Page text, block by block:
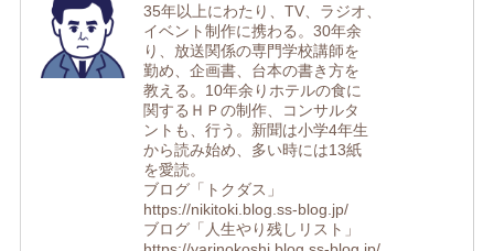
35年以上にわたり、TV、ラジオ、
イベント制作に携わる。30年余
り、放送関係の専門学校講師を
勤め、企画書、台本の書き方を
教える。10年余りホテルの食に
関するＨＰの制作、コンサルタ
ントも、行う。新聞は小学4年生
から読み始め、多い時には13紙
を愛読。
ブログ「トクダス」
https://nikitoki.blog.ss-blog.jp/
ブログ「人生やり残しリスト」